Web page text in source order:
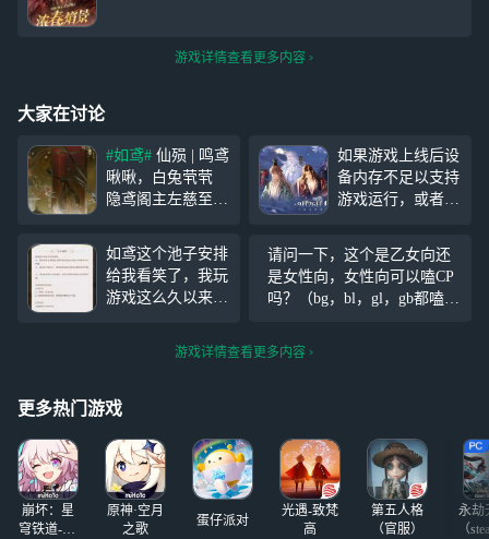
游戏详情查看更多内容
大家在讨论
#如鸢# 仙殒 | 鸣鸢
啾啾，白兔茕茕
隐鸢阁主左慈至今
明。 只有在宇与
宙的缝隙，昔日的
乱流中，才存有现
在的一线生机。
茕。嗟怀淑女，伤
载，能否拯救此
如果游戏上线后设
备内存不足以支持
游戏运行，或者在
烫，有没有更轻松
的游玩方式？你可
以选择使用网易云
游戏来畅玩《如
式，无需下载即开
即玩，非常方便。
还能支持大小号多
开。
如鸢这个池子安排
给我看笑了，我玩
游戏这么久以来是
还没结束就迫不及
待上第三个池子的
这样赶进度的游
死活啊。 代号鸢
那边攒了两百没地
方抽，如鸢抽干了
然后马上又
请问一下，这个是乙女向还
是女性向，女性向可以嗑CP
吗？（bg，bl，gl，gb都嗑
（因为比起自己谈更喜欢看
游戏详情查看更多内容
更多热门游戏
崩坏：星
穹铁道-4.4
原神·空月
之歌
蛋仔派对
光遇-致梵
高
第五人格
（官服）
永劫
（